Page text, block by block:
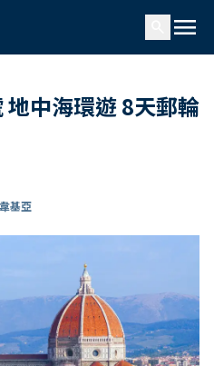
menu
地中海環遊 8天郵輪
基亞